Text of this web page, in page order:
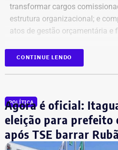
Senise (Gestão e
forte circulação no setor do
Desenvolvimento Econômico
superintendente Henrique
transformar cargos
estrutura organizacional; e
atos de gestão orçamentária e
Em abril, onovo governador
chefiai de Gabinetee nomeou o
Simões vai substituir
supersecretário
pasta
CONTINUE LENDO
POLÍTICA
Agora é oficial:
eleição para prefeito
após TSE barrar